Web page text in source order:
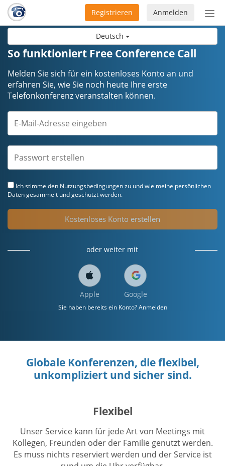
Deutsch
Anmelden
Registrieren
So funktioniert Free Conference Call
Melden Sie sich für ein kostenloses Konto an und
erfahren Sie, wie Sie noch heute Ihre erste
Telefonkonferenz veranstalten können.
Ich stimme den Nutzungsbedingungenzu und wie meine persönlichen
Daten gesammelt und geschützt werden.
Kostenloses Konto erstellen
oder weiter mit
Apple Google
Sie haben bereits ein Konto? Anmelden
Globale Konferenzen, die flexibel,
unkompliziert und sicher sind.
Flexibel
Unser Service kann für jede Art von Meetings mit
Kollegen, Freunden oder der Familie genutzt werden.
Es muss nichts reserviert werden und der Service ist